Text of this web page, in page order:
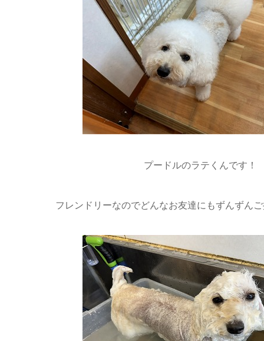
プードルのラテくんです！
フレンドリーなのでどんなお友達にもずんずん